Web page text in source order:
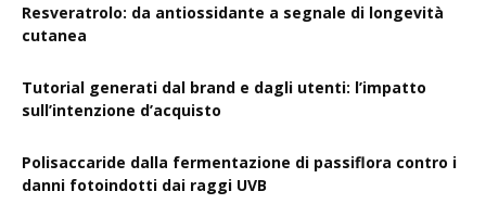
Resveratrolo: da antiossidante a segnale di longevità
cutanea
Tutorial generati dal brand e dagli utenti: l’impatto
sull’intenzione d’acquisto
Polisaccaride dalla fermentazione di passiflora contro i
danni fotoindotti dai raggi UVB